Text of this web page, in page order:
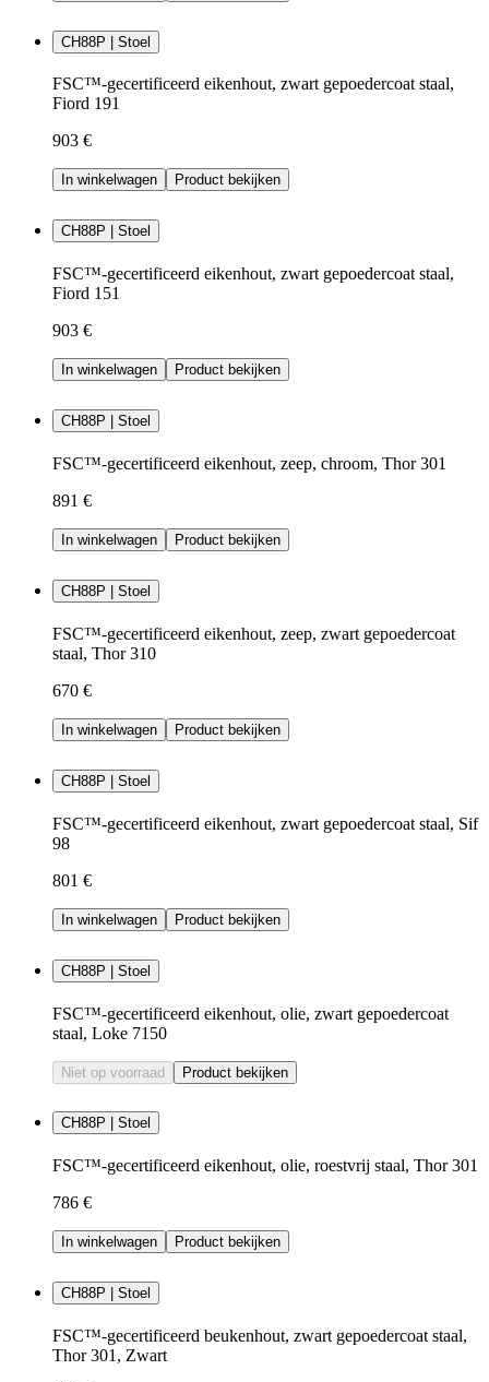
CH88P | Stoel
FSC™-gecertificeerd eikenhout, zwart gepoedercoat staal,
Fiord 191
903 €
In winkelwagen Product bekijken
CH88P | Stoel
FSC™-gecertificeerd eikenhout, zwart gepoedercoat staal,
Fiord 151
903 €
In winkelwagen Product bekijken
CH88P | Stoel
FSC™-gecertificeerd eikenhout, zeep, chroom, Thor 301
891 €
In winkelwagen Product bekijken
CH88P | Stoel
FSC™-gecertificeerd eikenhout, zeep, zwart gepoedercoat
staal, Thor 310
670 €
In winkelwagen Product bekijken
CH88P | Stoel
FSC™-gecertificeerd eikenhout, zwart gepoedercoat staal, Sif
98
801 €
In winkelwagen Product bekijken
CH88P | Stoel
FSC™-gecertificeerd eikenhout, olie, zwart gepoedercoat
staal, Loke 7150
Niet op voorraad Product bekijken
CH88P | Stoel
FSC™-gecertificeerd eikenhout, olie, roestvrij staal, Thor 301
786 €
In winkelwagen Product bekijken
CH88P | Stoel
FSC™-gecertificeerd beukenhout, zwart gepoedercoat staal,
Thor 301, Zwart